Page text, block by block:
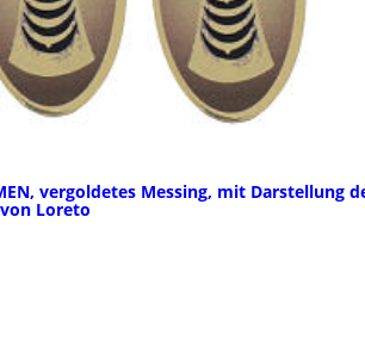
vergoldetes Messing, mit Darstellung
Loreto